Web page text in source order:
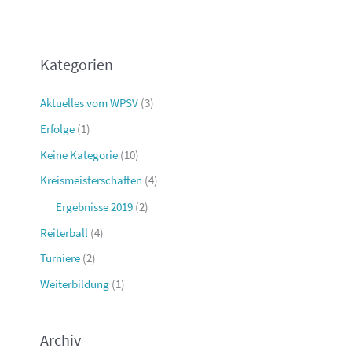
Kategorien
Aktuelles vom WPSV (3)
Erfolge (1)
Keine Kategorie (10)
Kreismeisterschaften (4)
Ergebnisse 2019 (2)
Reiterball (4)
Turniere (2)
Weiterbildung (1)
Archiv